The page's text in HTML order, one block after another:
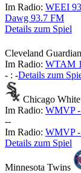
Im Radio: WEEI
Dawg 93.7 FM
Details zum Spiel
Cleveland
Im Radio: WTAM
- : -Details zum
Chicago
Im Radio: WMVP
--
Im Radio: WMVP
Details zum Spiel
Minnesota Twins